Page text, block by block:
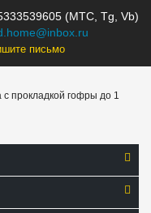
(МТС, Tg, Vb)
письмо
с прокладкой гофры до 1